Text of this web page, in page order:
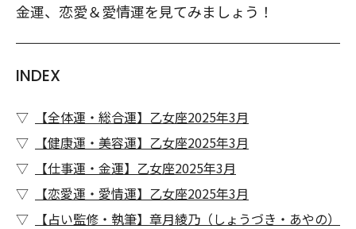
金運、恋愛＆愛情運を見てみましょう！
INDEX
【全体運・総合運】乙女座2025年3月
【健康運・美容運】乙女座2025年3月
【仕事運・金運】乙女座2025年3月
【恋愛運・愛情運】乙女座2025年3月
【占い監修・執筆】章月綾乃（しょうづき・あやの）